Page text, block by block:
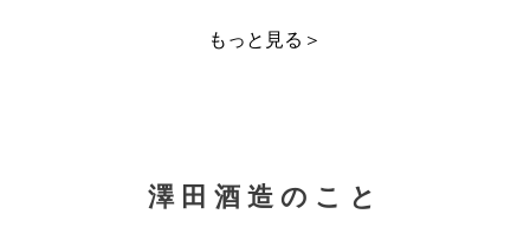
もっと見る＞
澤田酒造のこと